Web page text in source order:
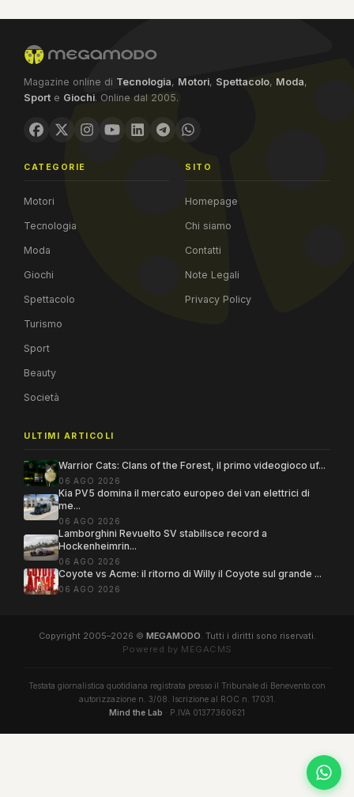
Magazine online di Tecnologia, Motori, Spettacolo, Moda,
Sport e Giochi. Online dal 2005.
CATEGORIE
Motori
Tecnologia
Moda
Giochi
Spettacolo
Turismo
Sport
Beauty
Società
SITO
Homepage
Chi siamo
Contatti
Note Legali
Privacy Policy
ULTIMI ARTICOLI
Warrior Cats: Clans of the Forest, il primo videogioco uf...
06 AGO 2026
Kia PV5 domina il mercato europeo dei van elettrici di
me...
06 AGO 2026
Lamborghini Revuelto SV stabilisce record a
Hockenheimrin...
06 AGO 2026
Coyote vs Acme: il ritorno di Willy il Coyote sul grande ...
06 AGO 2026
Copyright 2005–2026 © MEGAMODO . Tutti i diritti sono riservati.
Powered by MEGACMS
Testata giornalistica quotidiana registrata presso il Tribunale di Benevento con
autorizzazione n. 3/08. Iscrizione al ROC n. 17031.
Mind the Lab · P.IVA 01377360621